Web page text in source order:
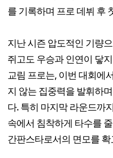
를 기록하며 프로 데뷔 후
지난 시즌 압도적인 기량
쥐고도 우승과 인연이 닿
교림 프로는, 이번 대회에
지 않는 집중력을 발휘하
다. 특히 마지막 라운드까
속에서 침착하게 타수를
간판스타로서의 면모를